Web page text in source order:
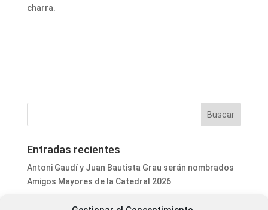
charra.
Entradas recientes
Antoni Gaudí y Juan Bautista Grau serán nombrados
Amigos Mayores de la Catedral 2026